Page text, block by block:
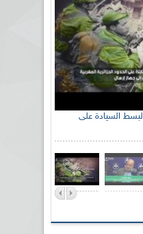
الإذاعة الجزائرية تحي الذكرى 59 لبسط السيادة على